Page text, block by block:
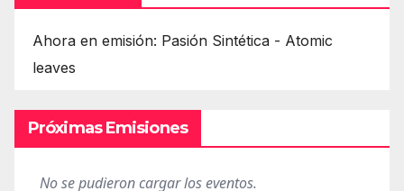
Ahora en emisión: Pasión Sintética - Atomic
leaves
Próximas Emisiones